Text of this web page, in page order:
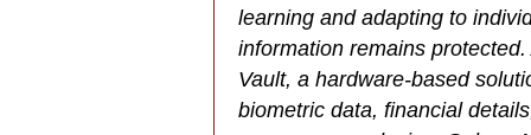
learning and adapting to
information remains
Vault, a hardware-based
biometric data, financial